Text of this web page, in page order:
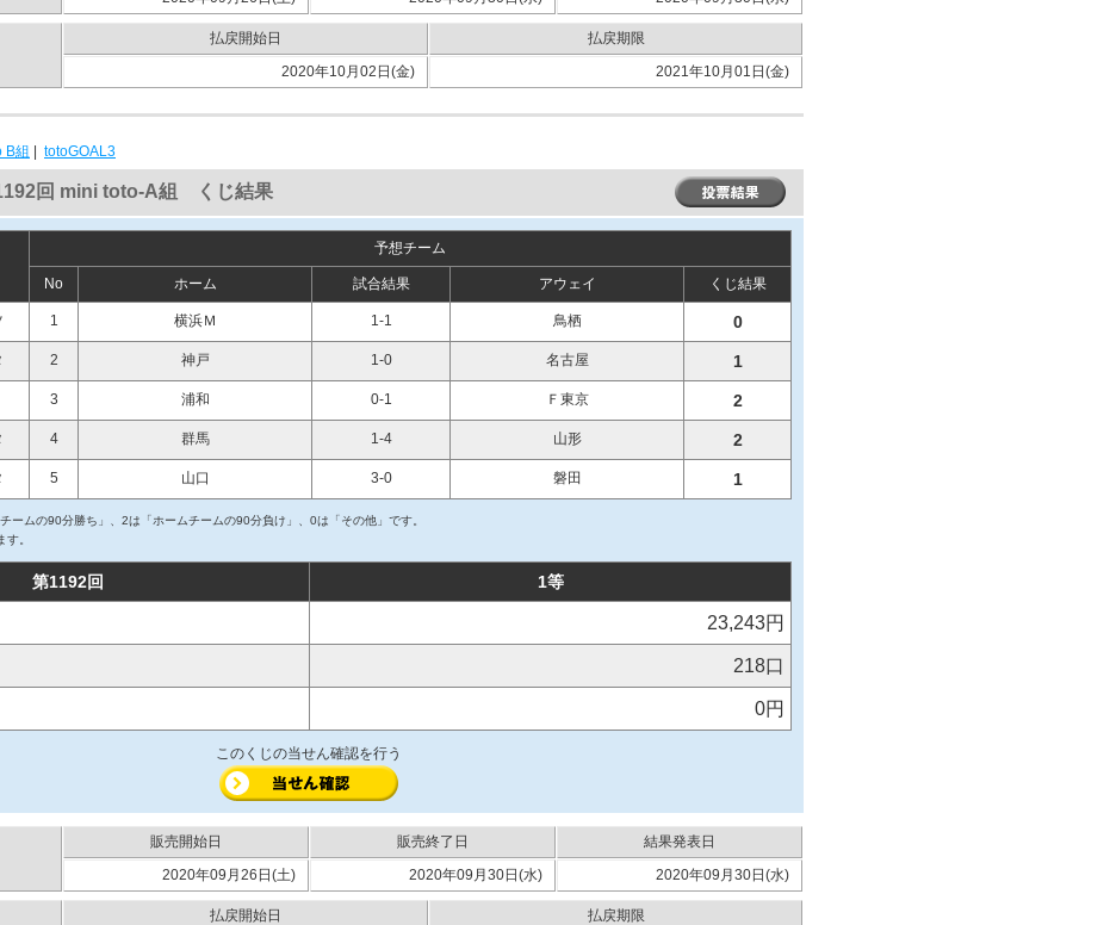
払戻開始日
払戻期限
2020年10月02日(金)
2021年10月01日(金)
B組 totoGOAL3
回 mini toto-A組 くじ結果
予想チーム
No ホーム 試合結果 アウェイ くじ結果
1 横浜Ｍ 1-1 鳥栖 0
2 神戸 1-0 名古屋 1
3 浦和 0-1 Ｆ東京 2
4 群馬 1-4 山形 2
5 山口 3-0 磐田 1
ームの90分勝ち」、2は「ホームチームの90分負け」、0は「その他」です。
。
第1192回 1等
23,243円
218口
0円
このくじの当せん確認を行う
販売開始日 販売終了日
結果発表日
2020年09月26日(土)
2020年09月30日(水) 2020年09月30日(水)
払戻開始日
払戻期限